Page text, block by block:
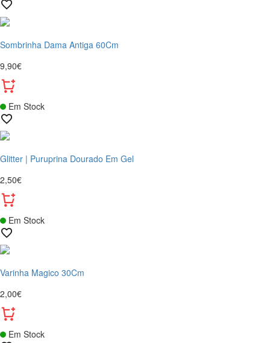
Sombrinha Dama Antiga 60Cm
9,90€
Em Stock
Glitter | Puruprina Dourado Em Gel
2,50€
Em Stock
Varinha Magico 30Cm
2,00€
Em Stock